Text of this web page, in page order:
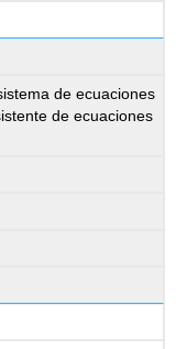
de ecuaciones
de ecuaciones